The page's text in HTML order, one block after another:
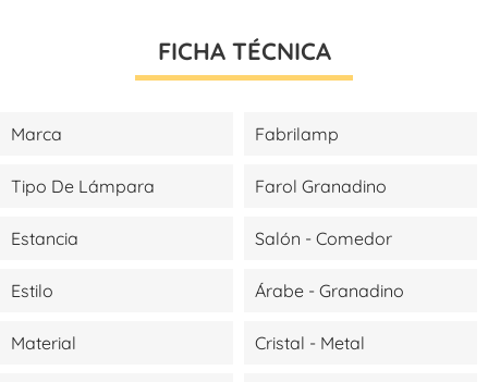
FICHA TÉCNICA
Marca Fabrilamp
Tipo De Lámpara Farol Granadino
Estancia Salón - Comedor
Estilo Árabe - Granadino
Material Cristal - Metal